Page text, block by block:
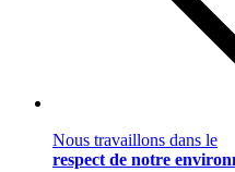
Nous travaillons dans le
respect de notre